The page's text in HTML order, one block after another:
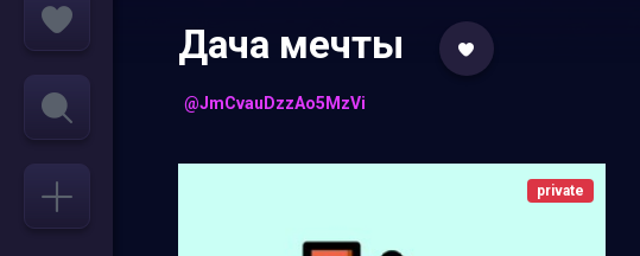
Дача мечты
@JmCvauDzzAo5MzVi
private